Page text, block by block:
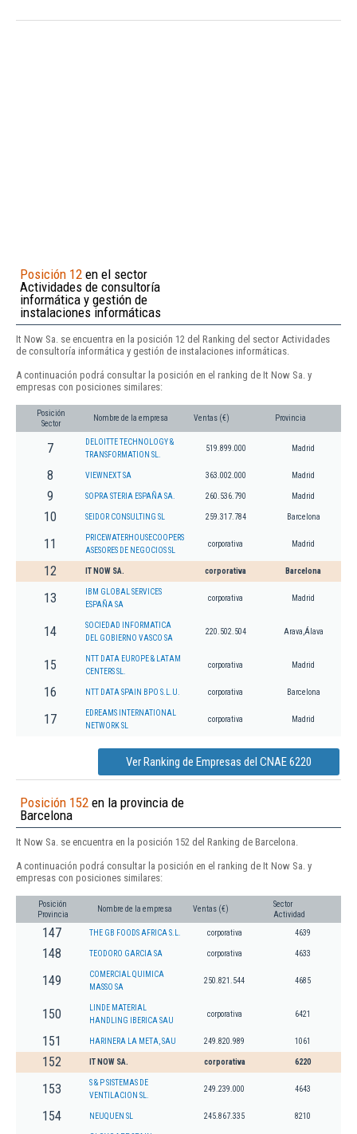
Posición 12 en el sector
Actividades de consultoría
informática y gestión de
instalaciones informáticas
It Now Sa. se encuentra en la posición 12 del Ranking del sector Actividades
de consultoría informática y gestión de instalaciones informáticas.
A continuación podrá consultar la posición en el ranking de It Now Sa. y
empresas con posiciones similares:
Posición
Sector
Nombre de la empresa Ventas (€) Provincia
7
DELOITTE TECHNOLOGY &
TRANSFORMATION SL.
519.899.000 Madrid
8 VIEWNEXT SA 363.002.000 Madrid
9 SOPRA STERIA ESPAÑA SA. 260.536.790 Madrid
10 SEIDOR CONSULTING SL 259.317.784 Barcelona
11
PRICEWATERHOUSECOOPERS
ASESORES DE NEGOCIOS SL
corporativa Madrid
12 IT NOW SA. corporativa Barcelona
13
IBM GLOBAL SERVICES
ESPAÑA SA
corporativa Madrid
14
SOCIEDAD INFORMATICA
DEL GOBIERNO VASCO SA
220.502.504 Arava,Álava
15
NTT DATA EUROPE & LATAM
CENTERS SL.
corporativa Madrid
16 NTT DATA SPAIN BPO S.L.U. corporativa Barcelona
17
EDREAMS INTERNATIONAL
NETWORK SL
corporativa Madrid
Ver Ranking de Empresas del CNAE 6220
Posición 152 en la provincia de
Barcelona
It Now Sa. se encuentra en la posición 152 del Ranking de Barcelona.
A continuación podrá consultar la posición en el ranking de It Now Sa. y
empresas con posiciones similares:
Posición
Provincia
Nombre de la empresa Ventas (€)
Sector
Actividad
147 THE GB FOODS AFRICA S.L. corporativa 4639
148 TEODORO GARCIA SA corporativa 4633
149
COMERCIAL QUIMICA
MASSO SA
250.821.544 4685
150
LINDE MATERIAL
HANDLING IBERICA SAU
corporativa 6421
151 HARINERA LA META, SAU 249.820.989 1061
152 IT NOW SA. corporativa 6220
153
S & P SISTEMAS DE
VENTILACION SL.
249.239.000 4643
154 NEUQUEN SL 245.867.335 8210